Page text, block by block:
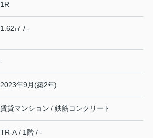
1R
1.62㎡ / -
-
2023年9月(築2年)
賃貸マンション / 鉄筋コンクリート
TR-A / 1階 / -